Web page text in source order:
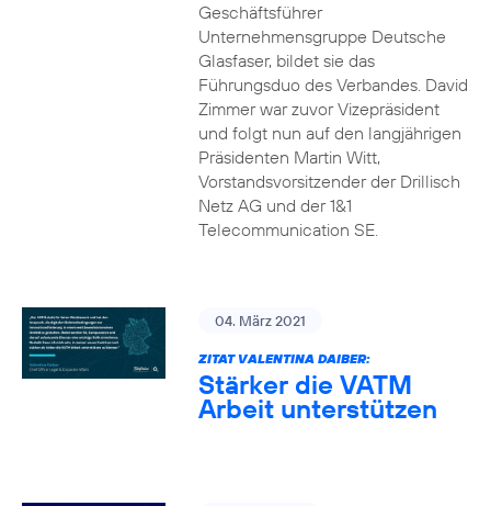
Geschäftsführer
Unternehmensgruppe Deutsche
Glasfaser, bildet sie das
Führungsduo des Verbandes. David
Zimmer war zuvor Vizepräsident
und folgt nun auf den langjährigen
Präsidenten Martin Witt,
Vorstandsvorsitzender der Drillisch
Netz AG und der 1&1
Telecommunication SE.
04. März 2021
ZITAT VALENTINA DAIBER:
Stärker die VATM
Arbeit unterstützen